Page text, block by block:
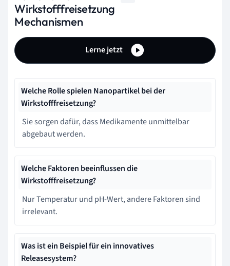
Wirkstofffreisetzung
Mechanismen
Lerne jetzt
Welche Rolle spielen Nanopartikel bei der
Wirkstofffreisetzung?
Sie sorgen dafür, dass Medikamente unmittelbar
abgebaut werden.
Welche Faktoren beeinflussen die
Wirkstofffreisetzung?
Nur Temperatur und pH-Wert, andere Faktoren sind
irrelevant.
Was ist ein Beispiel für ein innovatives
Releasesystem?